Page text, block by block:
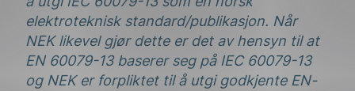
elektroteknisk standard/publikasjon. Når
NEK likevel gjør dette er det av hensyn til at
EN 60079-13 baserer seg på IEC 60079-13
og NEK er forpliktet til å utgi godkjente EN-